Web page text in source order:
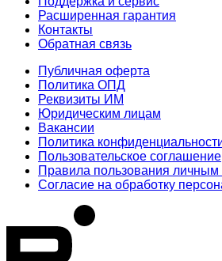
Расширенная гарантия
Контакты
Обратная связь
Публичная оферта
Политика ОПД
Реквизиты ИМ
Юридическим лицам
Вакансии
Политика
Пользовательское соглашение
Правила пользования личным
Согласие на обработку